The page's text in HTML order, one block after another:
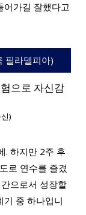
어가길 잘했다고
필라델피아)
으로 자신감
)
. 하지만 2주 후
로 연수를 즐겼
으로서 성장할
기 중 하나입니